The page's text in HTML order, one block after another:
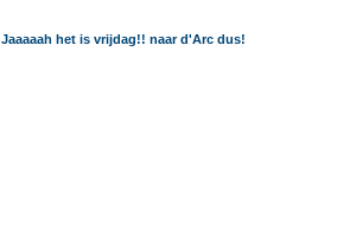
Jaaaaah het is vrijdag!! naar d'Arc dus!